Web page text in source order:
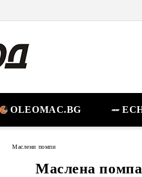
OLEOMAC.BG
Маслени помпи
Маслена